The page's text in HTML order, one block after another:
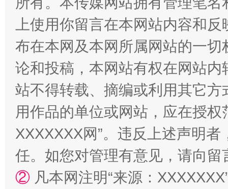
国家大学科技园优化重塑工作
上使用你留言在本网站内容和
布在本网及本网所属网站的一
论和投稿，本网站有权在网站
站不得转载、摘编或利用其它
用作品的单位或网站，应在授
XXXXXXX网”。违反上述声明
任。如您对管理有意见，请向
② 凡本网注明“来源：